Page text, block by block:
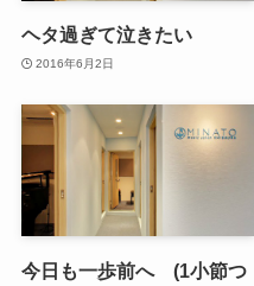
ヘタ過ぎて泣きたい
2016年6月2日
今日も一歩前へ (1小節つ